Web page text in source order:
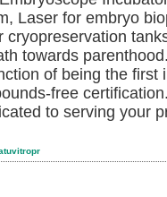
Laser for embryo
cryopreservation
towards
of being the
free
to serving your